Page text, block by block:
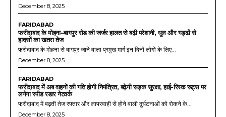
December 8, 2025
FARIDABAD
फरीदाबाद के मोहना–बागपुर रोड की जर्जर हालत से बढ़ी परेशानी, धूल और गड्ढों से
हादसों का खतरा तेज
फरीदाबाद के मोहना से बागपुर जाने वाला प्रमुख मार्ग इन दिनों लोगों के लिए...
December 8, 2025
FARIDABAD
फरीदाबाद में अब वाहनों की गति होगी नियंत्रित, बढ़ेगी सड़क सुरक्षा, हाई-रिस्क रूट्स पर
लगेगा स्पीड रडार नेटवर्क
फरीदाबाद में बढ़ती तेज रफ्तार और लापरवाही से होने वाली दुर्घटनाओं को रोकने के...
December 8, 2025